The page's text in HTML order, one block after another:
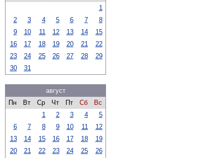
1
2
3 4 5 6 7
8
9
10 11 12 13 14
15
16
17 18 19 20 21
22
23
24 25 26 27 28
29
30
31
август
Пн
Вт Ср Чт Пт Сб
Вс
1
2 3 4
5
6
7 8 9 10 11
12
13
14 15 16 17 18
19
20
21 22 23 24 25
26